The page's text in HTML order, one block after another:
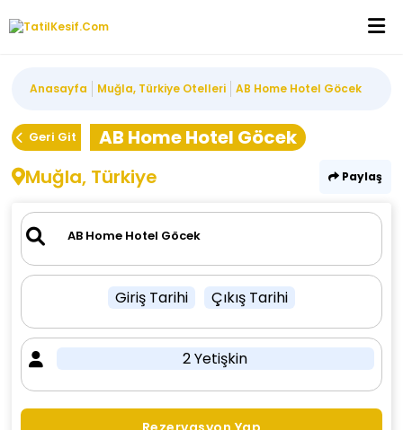
Anasayfa Muğla, Türkiye Otelleri AB Home Hotel Göcek
Geri Git
AB Home Hotel Göcek
Muğla, Türkiye
Paylaş
Giriş Tarihi Çıkış Tarihi
2 Yetişkin